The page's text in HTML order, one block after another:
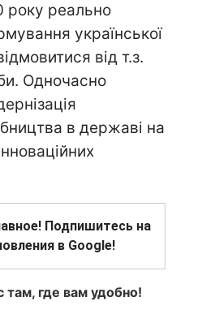
року реально
української
від т.з.
Одночасно
в державі на
Подпишитесь на
в Google!
там, где вам удобно!